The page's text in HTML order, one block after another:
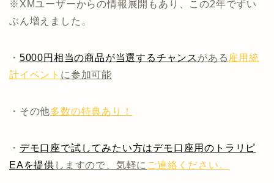
※XMユーザーからの情報展開もあり、この2年でずい
ぶん増えました。
・ 5000円相当の商品が当選するチャンス がある 雇用統
計イベント に参加可能
・その他多数の特典あり！
・ デモ口座で試してみたい方はデモ口座用のトラリピ
EAを提供 しますので、気軽に ご連絡ください。